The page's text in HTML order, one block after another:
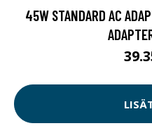
45W STANDARD AC